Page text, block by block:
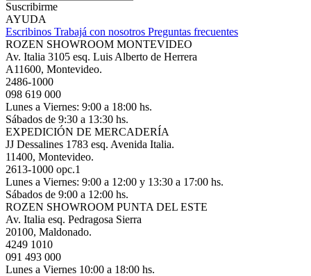
Suscribirme
AYUDA
Escribinos Trabajá con nosotros Preguntas frecuentes
ROZEN SHOWROOM MONTEVIDEO
Av. Italia 3105 esq. Luis Alberto de Herrera
A11600, Montevideo.
2486-1000
098 619 000
Lunes a Viernes: 9:00 a 18:00 hs.
Sábados de 9:30 a 13:30 hs.
EXPEDICIÓN DE MERCADERÍA
JJ Dessalines 1783 esq. Avenida Italia.
11400, Montevideo.
2613-1000 opc.1
Lunes a Viernes: 9:00 a 12:00 y 13:30 a 17:00 hs.
Sábados de 9:00 a 12:00 hs.
ROZEN SHOWROOM PUNTA DEL ESTE
Av. Italia esq. Pedragosa Sierra
20100, Maldonado.
4249 1010
091 493 000
Lunes a Viernes 10:00 a 18:00 hs.